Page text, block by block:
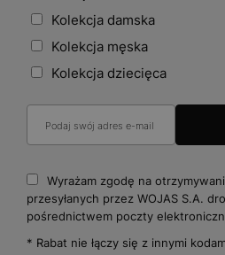
Kolekcja damska
Kolekcja męska
Kolekcja dziecięca
Wyrażam zgodę na
przesyłanych przez WOJAS S.A.
pośrednictwem poczty
* Rabat nie łączy się z innymi